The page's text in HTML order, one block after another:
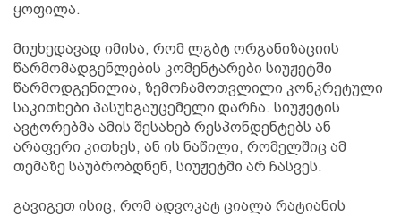
ყოფილა.
მიუხედავად იმისა, რომ ლგბტ ორგანიზაციის
წარმომადგენლების კომენტარები სიუჟეტში
წარმოდგენილია, ზემოჩამოთვლილი კონკრეტული
საკითხები პასუხგაუცემელი დარჩა. სიუჟეტის
ავტორებმა ამის შესახებ რესპონდენტებს ან
არაფერი კითხეს, ან ის ნაწილი, რომელშიც ამ
თემაზე საუბრობდნენ, სიუჟეტში არ ჩასვეს.
გავიგეთ ისიც, რომ ადვოკატ ციალა რატიანის